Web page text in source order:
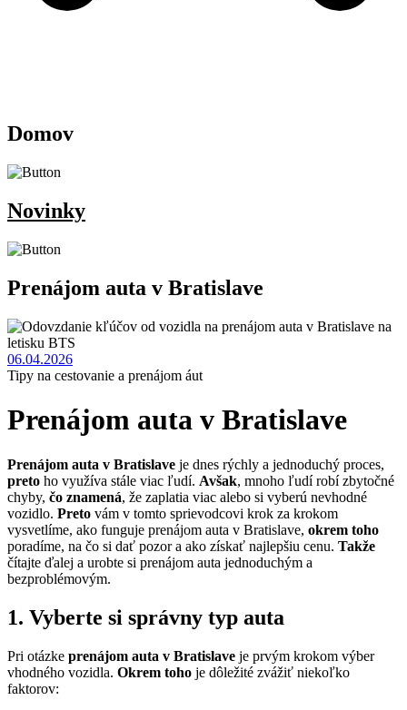
Domov
Novinky
Prenájom auta v Bratislave
06.04.2026
Tipy na cestovanie a prenájom áut
Prenájom auta v Bratislave
Prenájom auta v Bratislave je dnes rýchly a jednoduchý proces,
preto ho využíva stále viac ľudí. Avšak, mnoho ľudí robí zbytočné
chyby, čo znamená, že zaplatia viac alebo si vyberú nevhodné
vozidlo. Preto vám v tomto sprievodcovi krok za krokom
vysvetlíme, ako funguje prenájom auta v Bratislave, okrem toho
poradíme, na čo si dať pozor a ako získať najlepšiu cenu. Takže
čítajte ďalej a urobte si prenájom auta jednoduchým a
bezproblémovým.
1. Vyberte si správny typ auta
Pri otázke prenájom auta v Bratislave je prvým krokom výber
vhodného vozidla. Okrem toho je dôležité zvážiť niekoľko
faktorov: